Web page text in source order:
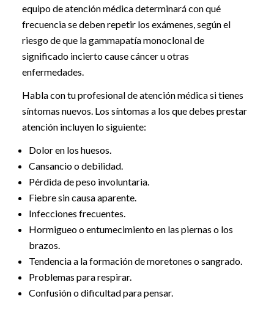
equipo de atención médica determinará con qué
frecuencia se deben repetir los exámenes, según el
riesgo de que la gammapatía monoclonal de
significado incierto cause cáncer u otras
enfermedades.
Habla con tu profesional de atención médica si tienes
síntomas nuevos. Los síntomas a los que debes prestar
atención incluyen lo siguiente:
Dolor en los huesos.
Cansancio o debilidad.
Pérdida de peso involuntaria.
Fiebre sin causa aparente.
Infecciones frecuentes.
Hormigueo o entumecimiento en las piernas o los
brazos.
Tendencia a la formación de moretones o sangrado.
Problemas para respirar.
Confusión o dificultad para pensar.